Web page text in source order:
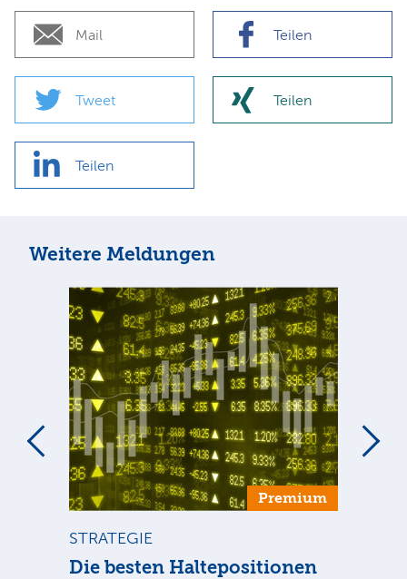
Mail Teilen
Tweet Teilen
Teilen
Weitere Meldungen
Premium
STRATEGIE
Die besten Haltepositionen